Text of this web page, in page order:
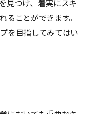
見つけ、着実にスキ
ることができます。
を目指してみてはい